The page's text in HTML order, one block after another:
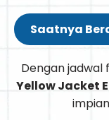
Saatnya
Dengan
Yellow Jacket